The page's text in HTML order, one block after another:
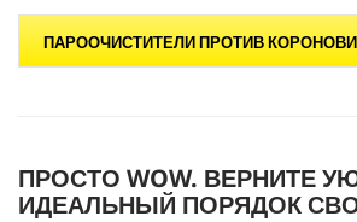
ПАРООЧИСТИТЕЛИ ПРОТИВ
ПРОСТО WOW. ВЕРНИТЕ
ИДЕАЛЬНЫЙ ПОРЯДОК